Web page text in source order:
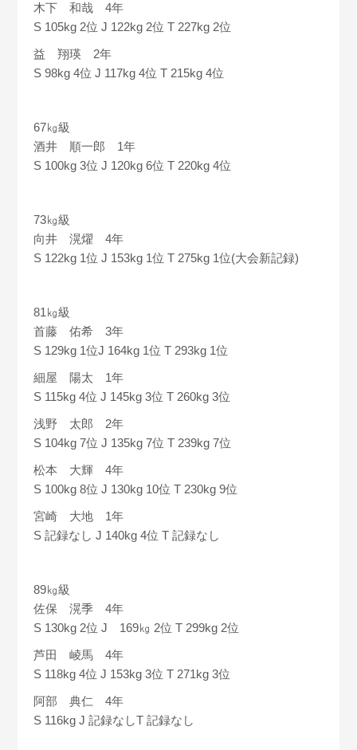
木下 和哉 4年
S 105kg 2位 J 122kg 2位 T 227kg 2位
益 翔瑛 2年
S 98kg 4位 J 117kg 4位 T 215kg 4位
67㎏級
酒井 順一郎 1年
S 100kg 3位 J 120kg 6位 T 220kg 4位
73㎏級
向井 滉燿 4年
S 122kg 1位 J 153kg 1位 T 275kg 1位(大会新記録)
81㎏級
首藤 佑希 3年
S 129kg 1位J 164kg 1位 T 293kg 1位
細屋 陽太 1年
S 115kg 4位 J 145kg 3位 T 260kg 3位
浅野 太郎 2年
S 104kg 7位 J 135kg 7位 T 239kg 7位
松本 大輝 4年
S 100kg 8位 J 130kg 10位 T 230kg 9位
宮崎 大地 1年
S 記録なし J 140kg 4位 T 記録なし
89㎏級
佐保 滉季 4年
S 130kg 2位 J 169㎏ 2位 T 299kg 2位
芦田 崚馬 4年
S 118kg 4位 J 153kg 3位 T 271kg 3位
阿部 典仁 4年
S 116kg J 記録なしT 記録なし